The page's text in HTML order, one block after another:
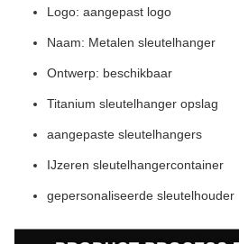
Logo: aangepast logo
Naam: Metalen sleutelhanger
Ontwerp: beschikbaar
Titanium sleutelhanger opslag
aangepaste sleutelhangers
IJzeren sleutelhangercontainer
gepersonaliseerde sleutelhouder